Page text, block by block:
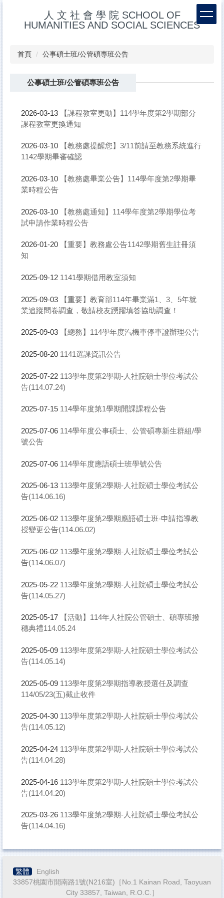
人 文 社 會 學 院 SCHOOL OF
HUMANITIES AND SOCIAL SCIENCES
首頁 公事碩士班/公管碩專班公告
公事碩士班/公管碩專班公告
2026-03-13
【課程教室更動】114學年度第2學期部分
課程教室更換通知
2026-03-10
【教務處提醒您】3/11前請至教務系統進行
1142學期畢審確認
2026-03-10
【教務處畢業公告】114學年度第2學期畢
業時程公告
2026-03-10
【教務處通知】114學年度第2學期學位考
試申請作業時程公告
2026-01-20
【重要】教務處公告1142學期舊生註冊須
知
2025-09-12 1141學期借用教室須知
2025-09-03
【重要】教育部114年畢業滿1、3、5年就
業追蹤問卷調查，敬請校友踴躍填答協助調查！
2025-09-03 【總務】114學年度汽機車停車證辦理公告
2025-08-20 1141選課資訊公告
2025-07-22 113學年度第2學期-人社院碩士學位考試公
告(114.07.24)
2025-07-15 114學年度第1學期開課課程公告
2025-07-06 114學年度公事碩士、公管碩專新生群組/學
號公告
2025-07-06 114學年度應語碩士班學號公告
2025-06-13 113學年度第2學期-人社院碩士學位考試公
告(114.06.16)
2025-06-02 113學年度第2學期應語碩士班-申請指導教
授變更公告(114.06.02)
2025-06-02 113學年度第2學期-人社院碩士學位考試公
告(114.06.07)
2025-05-22 113學年度第2學期-人社院碩士學位考試公
告(114.05.27)
2025-05-17
【活動】114年人社院公管碩士、碩專班撥
穗典禮114.05.24
2025-05-09 113學年度第2學期-人社院碩士學位考試公
告(114.05.14)
2025-05-09 113學年度第2學期指導教授選任及調查
114/05/23(五)截止收件
2025-04-30 113學年度第2學期-人社院碩士學位考試公
告(114.05.12)
2025-04-24 113學年度第2學期-人社院碩士學位考試公
告(114.04.28)
2025-04-16 113學年度第2學期-人社院碩士學位考試公
告(114.04.20)
2025-03-26 113學年度第2學期-人社院碩士學位考試公
告(114.04.16)
繁體
English
33857桃園市開南路1號(N216室)［No.1 Kainan Road, Taoyuan
City 33857, Taiwan, R.O.C.］